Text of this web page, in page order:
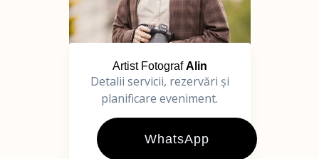
Artist FotografAlin
Detalii servicii, rezervări și
planificare eveniment.
WhatsApp